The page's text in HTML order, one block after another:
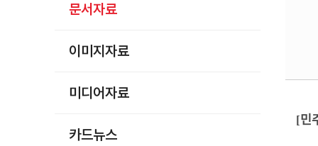
문서자료
이미지자료
미디어자료
카드뉴스
[민